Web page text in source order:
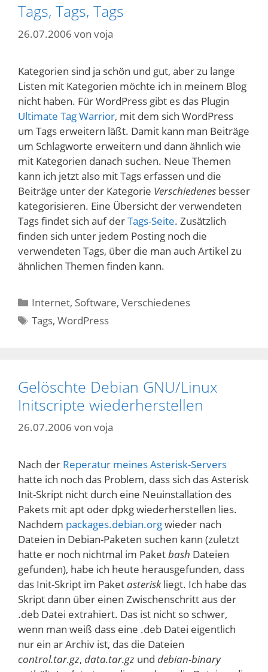
Tags, Tags, Tags
26.07.2006 von voja
Kategorien sind ja schön und gut, aber zu lange
Listen mit Kategorien möchte ich in meinem Blog
nicht haben. Für WordPress gibt es das Plugin
Ultimate Tag Warrior, mit dem sich WordPress
um Tags erweitern läßt. Damit kann man Beiträge
um Schlagworte erweitern und dann ähnlich wie
mit Kategorien danach suchen. Neue Themen
kann ich jetzt also mit Tags erfassen und die
Beiträge unter der Kategorie Verschiedenes besser
kategorisieren. Eine Übersicht der verwendeten
Tags findet sich auf derTags-Seite. Zusätzlich
finden sich unter jedem Posting noch die
verwendeten Tags, über die man auch Artikel zu
ähnlichen Themen finden kann.
Kategorien
Internet, Software,Verschiedenes
Schlagwörter
Tags,WordPress
Gelöschte Debian GNU/Linux
Initscripte wiederherstellen
26.07.2006 von voja
Nach der Reperatur meines Asterisk-Servers
hatte ich noch das Problem, dass sich das Asterisk
Init-Skript nicht durch eine Neuinstallation des
Pakets mit apt oder dpkg wiederherstellen lies.
Nachdem packages.debian.orgwieder nach
Dateien in Debian-Paketen suchen kann (zuletzt
hatte er noch nichtmal im Paketbash Dateien
gefunden), habe ich heute herausgefunden, dass
das Init-Skript im Paketasteriskliegt. Ich habe das
Skript dann über einen Zwischenschritt aus der
.deb Datei extrahiert. Das ist nicht so schwer,
wenn man weiß dass eine .deb Datei eigentlich
nur ein ar Archiv ist, das die Dateien
control.tar.gz, data.tar.gz und debian-binary